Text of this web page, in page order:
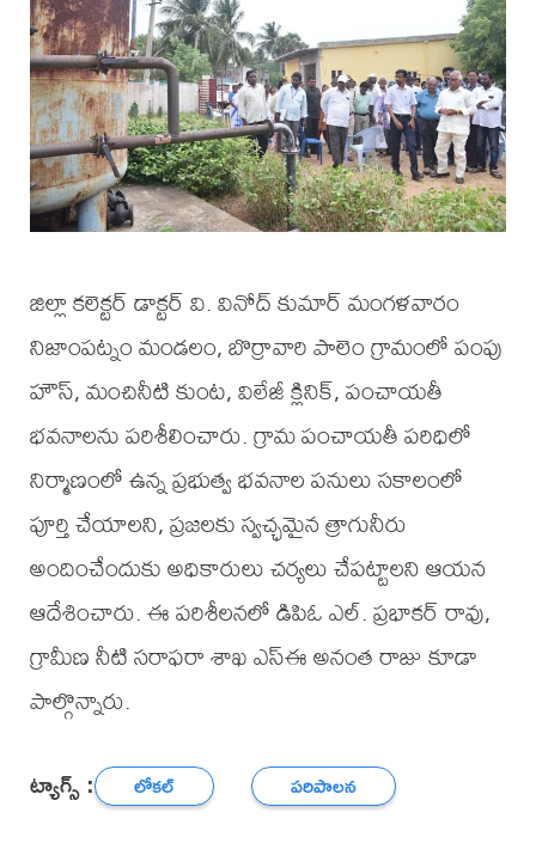
జిల్లా కలెక్టర్ డాక్టర్ వి. వినోద్ కుమార్ మంగళవారం
నిజాంపట్నం మండలం, బొర్రావారి పాలెం గ్రామంలో పంపు
హౌస్, మంచినీటి కుంట, విలేజీ క్లినిక్, పంచాయతీ
భవనాలను పరిశీలించారు. గ్రామ పంచాయతీ పరిధిలో
నిర్మాణంలో ఉన్న ప్రభుత్వ భవనాల పనులు సకాలంలో
పూర్తి చేయాలని, ప్రజలకు స్వచ్ఛమైన త్రాగునీరు
అందించేందుకు అధికారులు చర్యలు చేపట్టాలని ఆయన
ఆదేశించారు. ఈ పరిశీలనలో డిపిఓ ఎల్. ప్రభాకర్ రావు,
గ్రామీణ నీటి సరాఫరా శాఖ ఎస్ఈ అనంత రాజు కూడా
పాల్గొన్నారు.
ట్యాగ్స్ : లోకల్ పరిపాలన